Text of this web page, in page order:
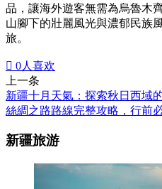
品，讓海外遊客無需為烏魯木
山腳下的壯麗風光與濃郁民族
旅。
 0人喜欢
上一条
新疆十月天氣：探索秋日西域
絲綢之路路線完整攻略，行前
新疆旅游